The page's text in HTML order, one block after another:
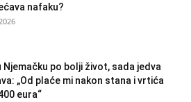
nafaku?
Njemačku po bolji život, sada jedva
„Od plaće mi nakon stana i vrtića
eura“